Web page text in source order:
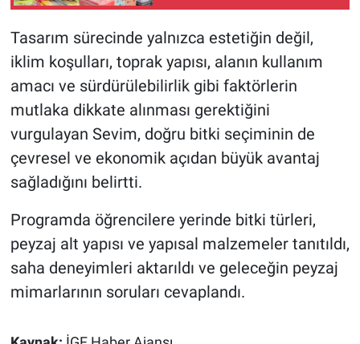
Tasarım sürecinde yalnızca estetiğin değil,
iklim koşulları, toprak yapısı, alanın kullanım
amacı ve sürdürülebilirlik gibi faktörlerin
mutlaka dikkate alınması gerektiğini
vurgulayan Sevim, doğru bitki seçiminin de
çevresel ve ekonomik açıdan büyük avantaj
sağladığını belirtti.
Programda öğrencilere yerinde bitki türleri,
peyzaj alt yapısı ve yapısal malzemeler tanıtıldı,
saha deneyimleri aktarıldı ve geleceğin peyzaj
mimarlarının soruları cevaplandı.